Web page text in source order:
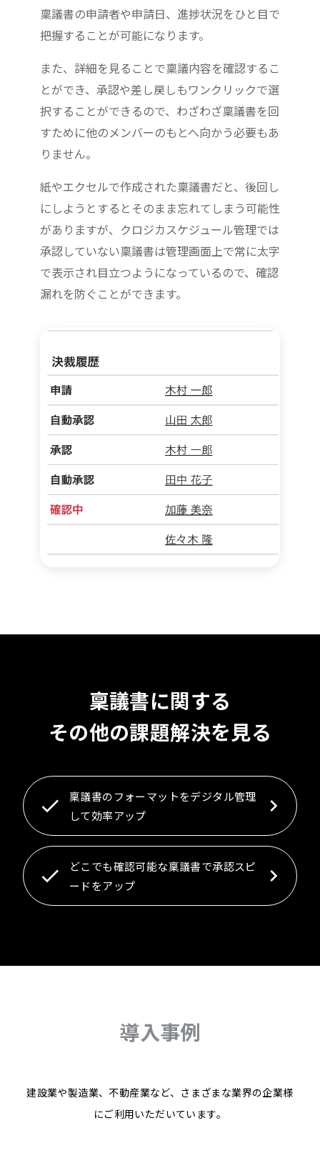
稟議書の申請者や申請日、進捗状況をひと目で
把握することが可能になります。
また、詳細を見ることで稟議内容を確認するこ
とができ、承認や差し戻しもワンクリックで選
択することができるので、わざわざ稟議書を回
すために他のメンバーのもとへ向かう必要もあ
りません。
紙やエクセルで作成された稟議書だと、後回し
にしようとするとそのまま忘れてしまう可能性
がありますが、クロジカスケジュール管理では
承認していない稟議書は管理画面上で常に太字
で表示され目立つようになっているので、確認
漏れを防ぐことができます。
稟議書に関する
その他の課題解決を見る
稟議書のフォーマットをデジタル管理
して効率アップ
どこでも確認可能な稟議書で承認スピ
ードをアップ
導入事例
建設業や製造業、不動産業など、さまざまな業界の企業様
にご利用いただいています。